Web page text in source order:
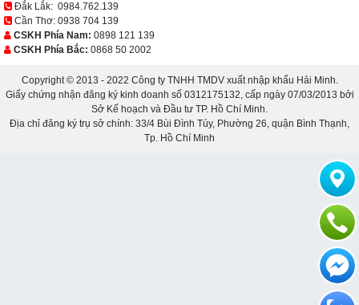
Đắk Lắk: 0984.762.139
Cần Thơ: 0938 704 139
CSKH Phía Nam: 0898 121 139
CSKH Phía Bắc: 0868 50 2002
Copyright © 2013 - 2022 Công ty TNHH TMDV xuất nhập khẩu Hải Minh.
Giấy chứng nhận đăng ký kinh doanh số 0312175132, cấp ngày 07/03/2013 bởi
Sở Kế hoạch và Đầu tư TP. Hồ Chí Minh.
Địa chỉ đăng ký trụ sở chính: 33/4 Bùi Đình Túy, Phường 26, quận Bình Thạnh,
Tp. Hồ Chí Minh